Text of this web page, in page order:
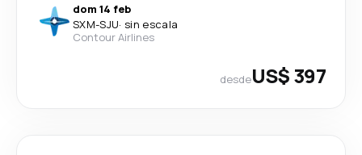
dom 14 feb
SXM-SJU· sin escala
Contour Airlines
desdeUS$ 397